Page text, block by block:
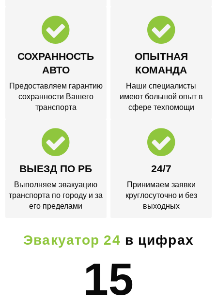
СОХРАННОСТЬ
АВТО
Предоставляем гарантию
сохранности Вашего
транспорта
ОПЫТНАЯ
КОМАНДА
Наши специалисты
имеют большой опыт в
сфере техпомощи
ВЫЕЗД ПО РБ
Выполняем эвакуацию
транспорта по городу и за
его пределами
24/7
Принимаем заявки
круглосуточно и без
выходных
Эвакуатор 24 в цифрах
15